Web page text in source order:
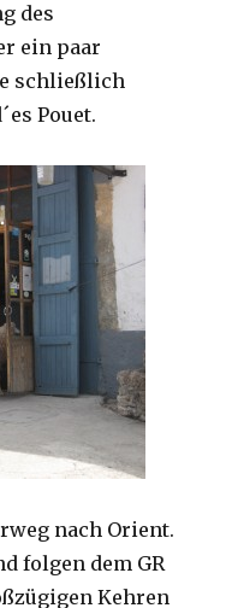
des
ein paar
schließlich
Pouet.
nach Orient.
folgen dem GR
Kehren